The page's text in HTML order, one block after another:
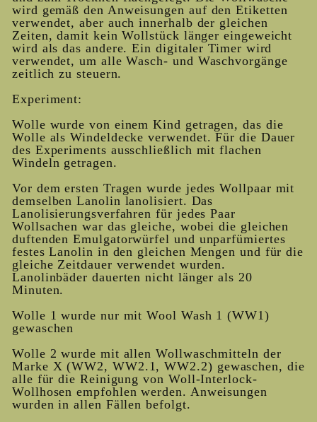
wird gemäß den Anweisungen auf den Etiketten
verwendet, aber auch innerhalb der gleichen
Zeiten, damit kein Wollstück länger eingeweicht
wird als das andere. Ein digitaler Timer wird
verwendet, um alle Wasch- und Waschvorgänge
zeitlich zu steuern.
Experiment:
Wolle wurde von einem Kind getragen, das die
Wolle als Windeldecke verwendet. Für die Dauer
des Experiments ausschließlich mit flachen
Windeln getragen.
Vor dem ersten Tragen wurde jedes Wollpaar mit
demselben Lanolin lanolisiert. Das
Lanolisierungsverfahren für jedes Paar
Wollsachen war das gleiche, wobei die gleichen
duftenden Emulgatorwürfel und unparfümiertes
festes Lanolin in den gleichen Mengen und für die
gleiche Zeitdauer verwendet wurden.
Lanolinbäder dauerten nicht länger als 20
Minuten.
Wolle 1 wurde nur mit Wool Wash 1 (WW1)
gewaschen
Wolle 2 wurde mit allen Wollwaschmitteln der
Marke X (WW2, WW2.1, WW2.2) gewaschen, die
alle für die Reinigung von Woll-Interlock-
Wollhosen empfohlen werden. Anweisungen
wurden in allen Fällen befolgt.